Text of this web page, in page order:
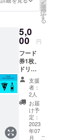
有効期
限2023
日〜9月
3日
日〜
2023年
日、１
回の
み） 備
考欄で
相手を
指名し
てくだ
さい 店
内に掲
示する
支援者
全員の
お名前
を記載
を
選
択
す
る
5,0
00 円
フード
券1枚、
ドリン
クチ
ケット2
枚！！
ご来店
時に支
援者画
面をご
提示く
支援
者：
2人
お届
け予
定：
2023
年07
月
こ